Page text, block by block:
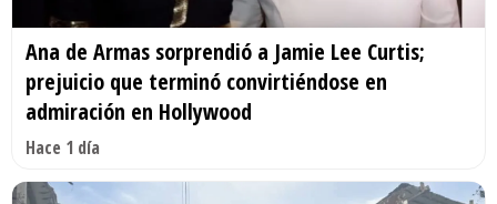
Ana de Armas sorprendió a Jamie Lee Curtis;
prejuicio que terminó convirtiéndose en
admiración en Hollywood
Hace 1 día